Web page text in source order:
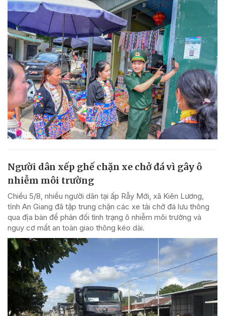
Người dân xếp ghế chặn xe chở đá vì gây ô
nhiễm môi trường
Chiều 5/8, nhiều người dân tại ấp Rẫy Mới, xã Kiên Lương,
tỉnh An Giang đã tập trung chặn các xe tải chở đá lưu thông
qua địa bàn để phản đối tình trạng ô nhiễm môi trường và
nguy cơ mất an toàn giao thông kéo dài.